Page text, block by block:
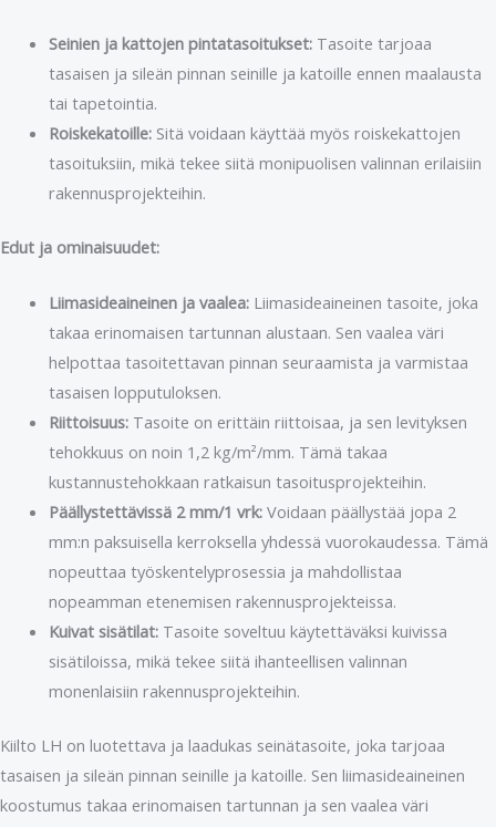
Seinien ja kattojen pintatasoitukset:Tasoite tarjoaa
tasaisen ja sileän pinnan seinille ja katoille ennen maalausta
tai tapetointia.
Roiskekatoille:Sitä voidaan käyttää myös roiskekattojen
tasoituksiin, mikä tekee siitä monipuolisen valinnan erilaisiin
rakennusprojekteihin.
Edut ja ominaisuudet:
Liimasideaineinen ja vaalea:Liimasideaineinen tasoite, joka
takaa erinomaisen tartunnan alustaan. Sen vaalea väri
helpottaa tasoitettavan pinnan seuraamista ja varmistaa
tasaisen lopputuloksen.
Riittoisuus:Tasoite on erittäin riittoisaa, ja sen levityksen
tehokkuus on noin 1,2 kg/m²/mm. Tämä takaa
kustannustehokkaan ratkaisun tasoitusprojekteihin.
Päällystettävissä 2 mm/1 vrk:Voidaan päällystää jopa 2
mm:n paksuisella kerroksella yhdessä vuorokaudessa. Tämä
nopeuttaa työskentelyprosessia ja mahdollistaa
nopeamman etenemisen rakennusprojekteissa.
Kuivat sisätilat:Tasoite soveltuu käytettäväksi kuivissa
sisätiloissa, mikä tekee siitä ihanteellisen valinnan
monenlaisiin rakennusprojekteihin.
Kiilto LH on luotettava ja laadukas seinätasoite, joka tarjoaa
tasaisen ja sileän pinnan seinille ja katoille. Sen liimasideaineinen
koostumus takaa erinomaisen tartunnan ja sen vaalea väri